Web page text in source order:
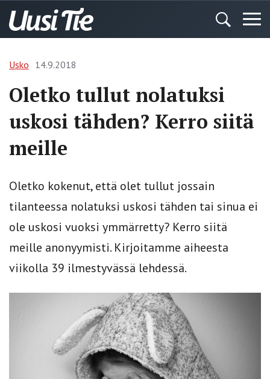
Usko 14.9.2018
Oletko tullut nolatuksi
uskosi tähden? Kerro siitä
meille
Oletko kokenut, että olet tullut jossain
tilanteessa nolatuksi uskosi tähden tai sinua ei
ole uskosi vuoksi ymmärretty? Kerro siitä
meille anonyymisti. Kirjoitamme aiheesta
viikolla 39 ilmestyvässä lehdessä.